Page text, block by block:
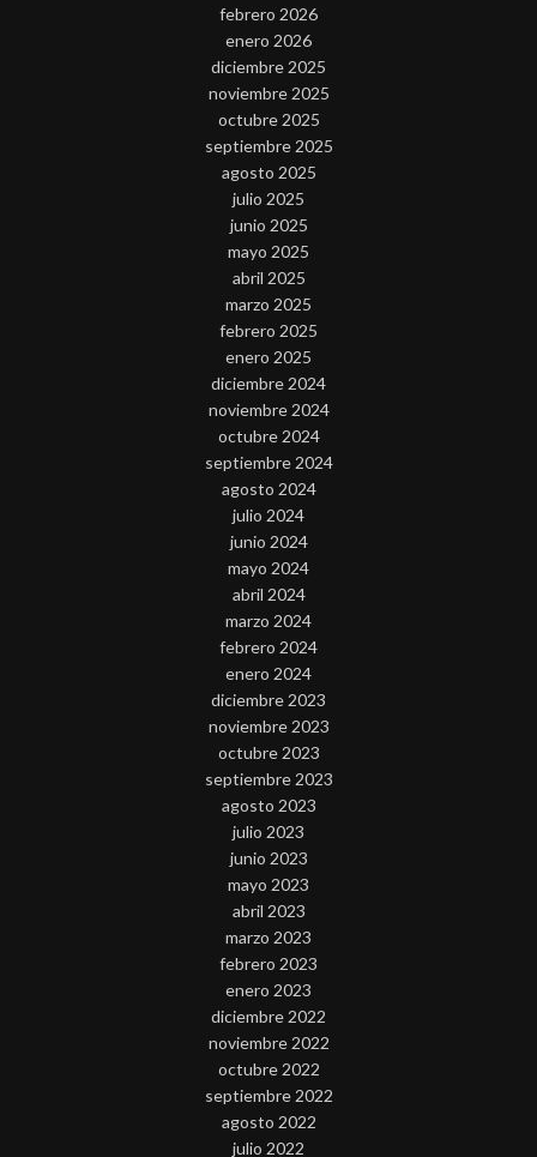
febrero 2026
enero 2026
diciembre 2025
noviembre 2025
octubre 2025
septiembre 2025
agosto 2025
julio 2025
junio 2025
mayo 2025
abril 2025
marzo 2025
febrero 2025
enero 2025
diciembre 2024
noviembre 2024
octubre 2024
septiembre 2024
agosto 2024
julio 2024
junio 2024
mayo 2024
abril 2024
marzo 2024
febrero 2024
enero 2024
diciembre 2023
noviembre 2023
octubre 2023
septiembre 2023
agosto 2023
julio 2023
junio 2023
mayo 2023
abril 2023
marzo 2023
febrero 2023
enero 2023
diciembre 2022
noviembre 2022
octubre 2022
septiembre 2022
agosto 2022
julio 2022